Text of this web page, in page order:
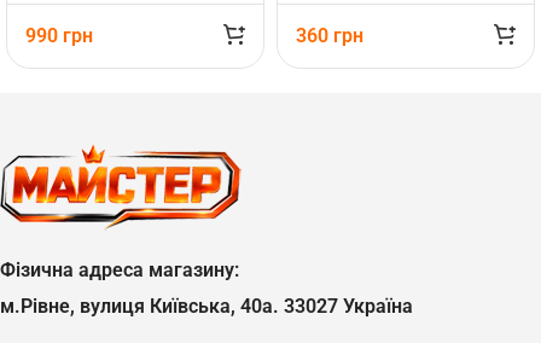
990 грн 360 грн
Фізична адреса магазину:
м.Рівне, вулиця Київська, 40а. 33027 Україна